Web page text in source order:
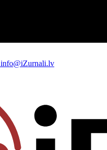
info@iZurnali.lv